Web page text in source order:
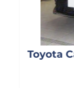
Toyota